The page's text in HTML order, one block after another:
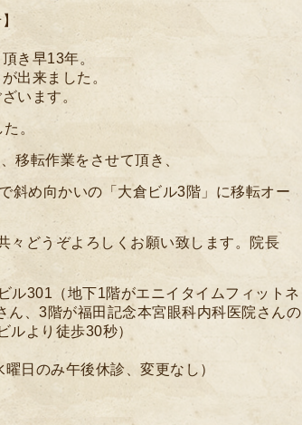
き早13年。
出来ました。
います。
。
移転作業をさせて頂き、
斜め向かいの「大倉ビル3階」に移転オー
々どうぞよろしくお願い致します。院長
ル301（地下1階がエニイタイムフィットネ
、3階が福田記念本宮眼科内科医院さんの
ルより徒歩30秒）
日のみ午後休診、変更なし）